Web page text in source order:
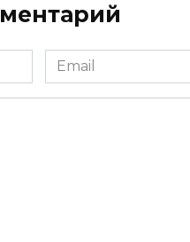
Email
*